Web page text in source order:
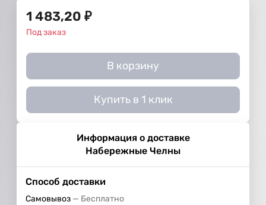
1 483,20 ₽
Под заказ
В корзину
Купить в 1 клик
Информация о доставке
Набережные Челны
Способ доставки
Самовывоз Бесплатно